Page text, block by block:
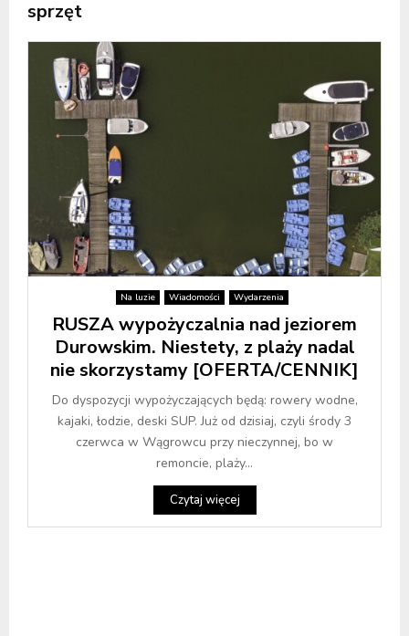
sprzęt
Na luzie Wiadomości Wydarzenia
RUSZA wypożyczalnia nad jeziorem
Durowskim. Niestety, z plaży nadal
nie skorzystamy [OFERTA/CENNIK]
Do dyspozycji wypożyczających będą: rowery wodne,
kajaki, łodzie, deski SUP. Już od dzisiaj, czyli środy 3
czerwca w Wągrowcu przy nieczynnej, bo w
remoncie, plaży...
Czytaj więcej